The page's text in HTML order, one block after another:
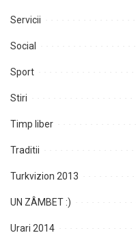
Servicii
Social
Sport
Stiri
Timp liber
Traditii
Turkvizion 2013
UN ZÂMBET :)
Urari 2014